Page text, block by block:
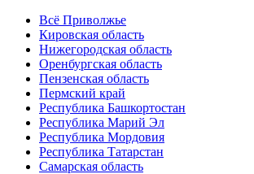
Всё Приволжье
Кировская область
Нижегородская область
Оренбургская область
Пензенская область
Пермский край
Республика Башкортостан
Республика Марий Эл
Республика Мордовия
Республика Татарстан
Самарская область